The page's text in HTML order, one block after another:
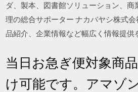
ダ、製本、図書館ソリューション、
理の総合サポーター ナカバヤシ株式
品紹介、企業情報など幅広く情報提供
当日お急ぎ便対象商
け可能です。アマゾ